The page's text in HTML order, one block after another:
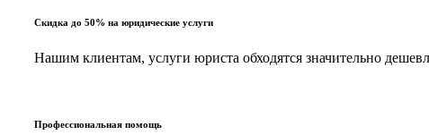
Скидка до 50% на юридические услуги
Нашим клиентам, услуги юриста обходятся значительно
Профессиональная помощь